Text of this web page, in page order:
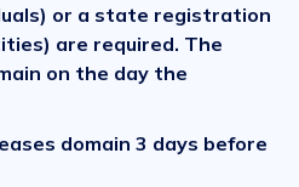
or a state registration
are required. The
on the day the
domain 3 days before